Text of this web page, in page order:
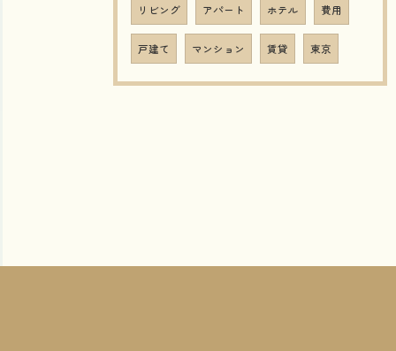
リビング アパート ホテル 費用
戸建て マンション 賃貸 東京